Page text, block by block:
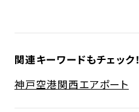
関連キーワードもチェック！
神戸空港関西エアポート